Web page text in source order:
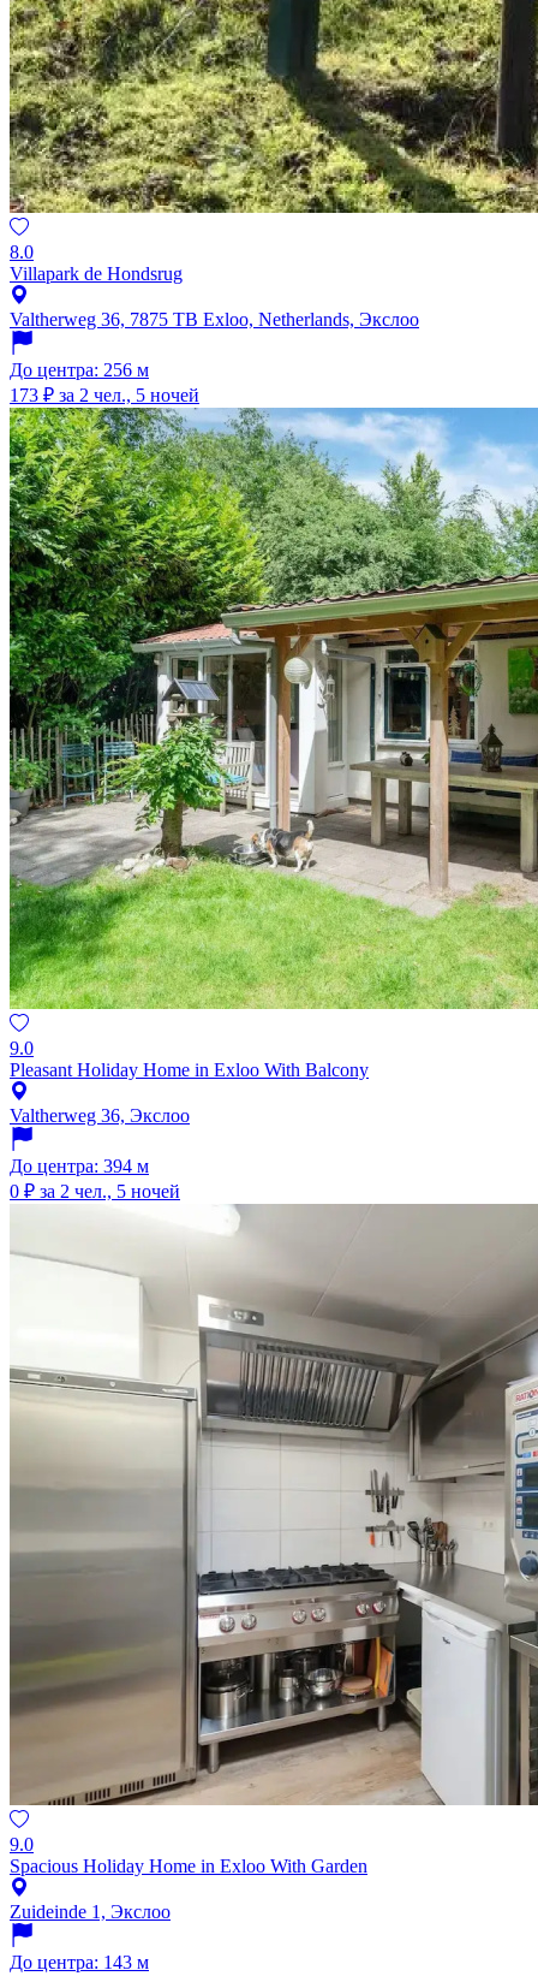
8.0
Villapark de Hondsrug
Valtherweg 36, 7875 TB Exloo, Netherlands, Экслоо
До центра: 256 м
173 ₽ за 2 чел., 5 ночей
9.0
Pleasant Holiday Home in Exloo With Balcony
Valtherweg 36, Экслоо
До центра: 394 м
0 ₽ за 2 чел., 5 ночей
9.0
Spacious Holiday Home in Exloo With Garden
Zuideinde 1, Экслоо
До центра: 143 м